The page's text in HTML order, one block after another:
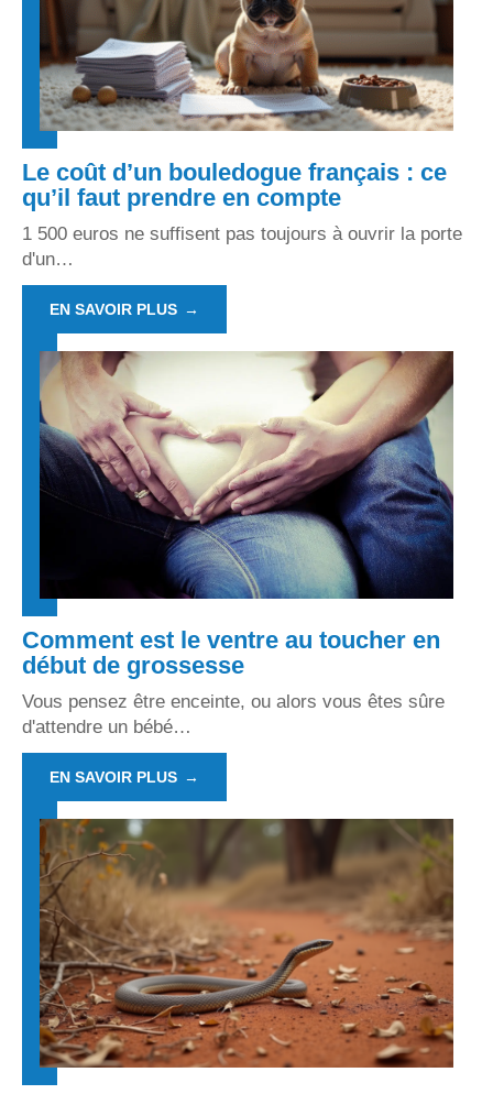
Le coût d’un bouledogue français : ce
qu’il faut prendre en compte
1 500 euros ne suffisent pas toujours à ouvrir la porte
d'un…
EN SAVOIR PLUS
Comment est le ventre au toucher en
début de grossesse
Vous pensez être enceinte, ou alors vous êtes sûre
d'attendre un bébé…
EN SAVOIR PLUS